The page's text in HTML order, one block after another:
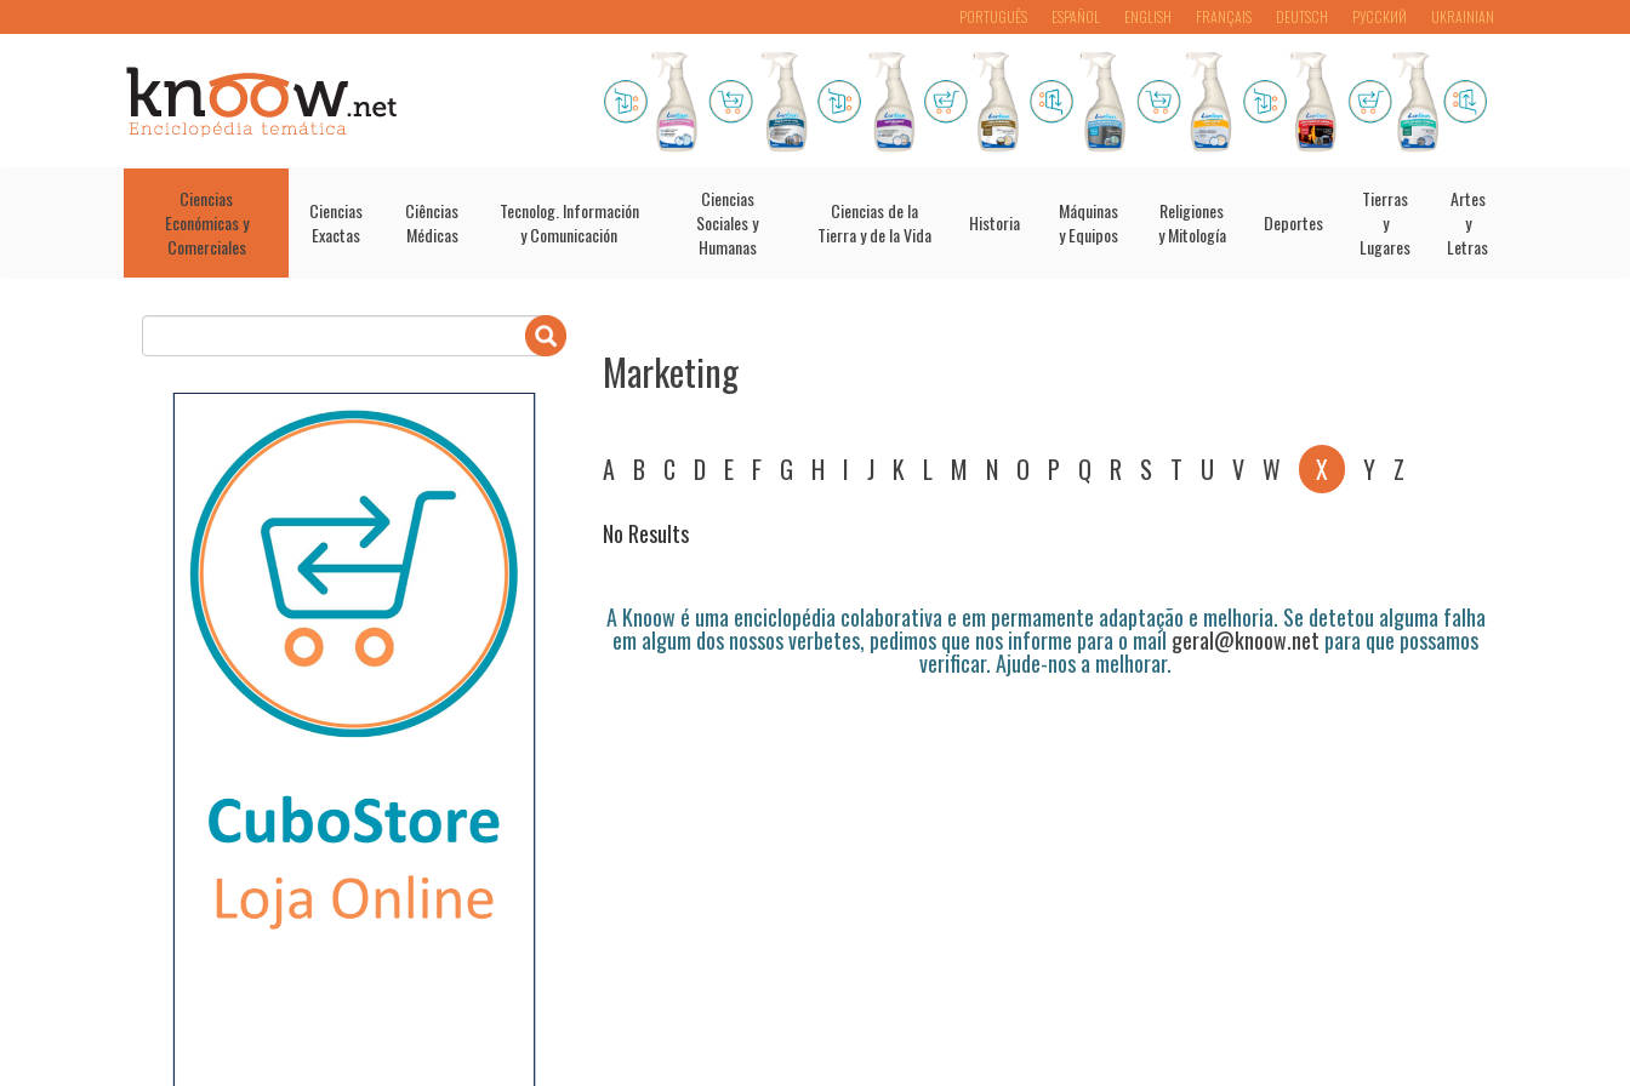
PORTUGUÊS ESPAÑOL ENGLISH FRANÇAIS DEUTSCH РУССКИЙ UKRAINIAN
Ciencias
Económicas y
Comerciales
Ciencias
Exactas
Ciências
Médicas
Tecnolog. Información
y Comunicación
Ciencias
Sociales y
Humanas
Ciencias de la
Tierra y de la Vida
Historia
Máquinas
y Equipos
Religiones
y Mitología
Deportes
Tierras
y
Lugares
Artes
y
Letras
Marketing
A B C D E F G H I J K L M N O P Q R S T U V W X Y Z
No Results
A Knoow é uma enciclopédia colaborativa e em permamente adaptação e melhoria. Se detetou alguma falha
em algum dos nossos verbetes, pedimos que nos informe para o mail geral@knoow.net para que possamos
verificar. Ajude-nos a melhorar.